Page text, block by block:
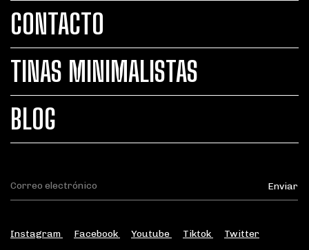
CONTACTO
TINAS MINIMALISTAS
BLOG
Instagram Facebook Youtube Tiktok Twitter